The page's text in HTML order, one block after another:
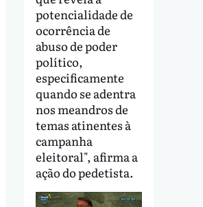
potencialidade de
ocorrência de
abuso de poder
político,
especificamente
quando se adentra
nos meandros de
temas atinentes à
campanha
eleitoral", afirma a
ação do pedetista.